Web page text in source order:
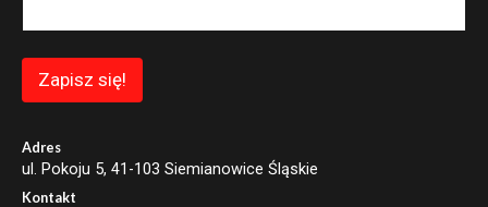
i
Zapisz się!
Adres
ul. Pokoju 5, 41-103 Siemianowice Śląskie
Kontakt